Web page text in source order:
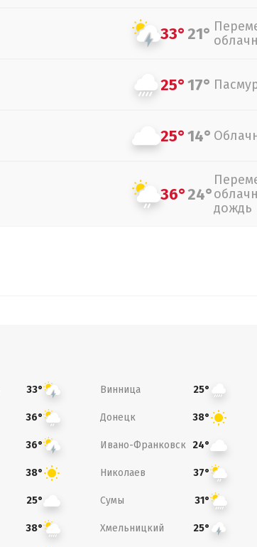
33°21°
25°17°
25°14°
36°24°
дождь
33° Винница 25°
36° Донецк 38°
36° Ивано-Франковск 24°
38° Николаев 37°
25° Сумы 31°
38° Хмельницкий 25°